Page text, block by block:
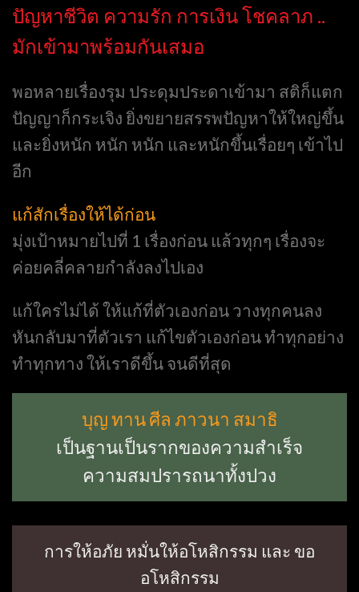
ปัญหาชีวิต ความรัก การเงิน โชคลาภ ..
มักเข้ามาพร้อมกันเสมอ
พอหลายเรื่องรุม ประดุมประดาเข้ามา สติก็แตก
ปัญญาก็กระเจิง ยิ่งขยายสรรพปัญหาให้ใหญ่ขึ้น
และยิ่งหนัก หนัก หนัก และหนักขึ้นเรื่อยๆ เข้าไป
อีก
แก้สักเรื่องให้ได้ก่อน
มุ่งเป้าหมายไปที่ 1 เรื่องก่อน แล้วทุกๆ เรื่องจะ
ค่อยคลี่คลายกำลังลงไปเอง
แก้ใครไม่ได้ ให้แก้ที่ตัวเองก่อน วางทุกคนลง
หันกลับมาที่ตัวเรา แก้ไขตัวเองก่อน ทำทุกอย่าง
ทำทุกทาง ให้เราดีขึ้น จนดีที่สุด
บุญ ทาน ศีล ภาวนา สมาธิ
เป็นฐานเป็นรากของความสำเร็จ
ความสมปรารถนาทั้งปวง
การให้อภัย หมั่นให้อโหสิกรรม และ ขอ
อโหสิกรรม